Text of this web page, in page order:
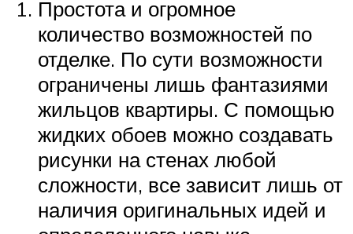
Простота и огромное
количество возможностей по
отделке. По сути возможности
ограничены лишь фантазиями
жильцов квартиры. С помощью
жидких обоев можно создавать
рисунки на стенах любой
сложности, все зависит лишь от
наличия оригинальных идей и